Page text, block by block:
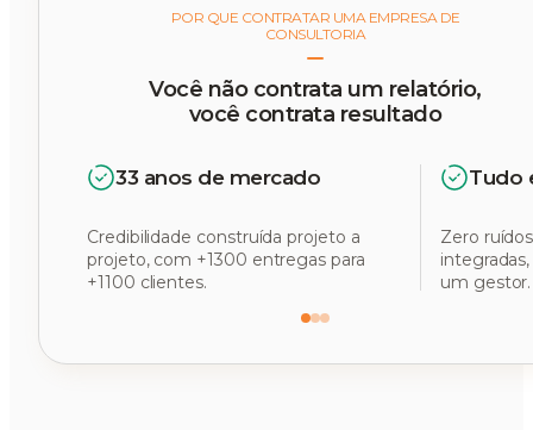
POR QUE CONTRATAR UMA EMPRESA DE
CONSULTORIA
Você não contrata um relatório,
você contrata resultado
33 anos de mercado
Credibilidade construída projeto a
projeto, com +1300 entregas para
+1100 clientes.
Tudo
Zero
um gestor.